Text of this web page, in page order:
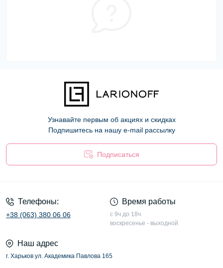
Узнавайте первым об акциях и скидках
Подпишитесь на нашу e-mail рассылку
Подписаться
Телефоны:
+38 (063) 380 06 06
Время работы
с 9ч до 18ч
воскресенье - выходной
Наш адрес
г. Харьков ул. Академика Павлова 165